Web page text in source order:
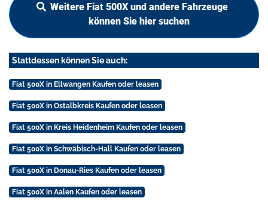
Weitere Fiat 500X und andere Fahrzeuge
können Sie hier suchen
Stattdessen können Sie auch:
Fiat 500X in Ellwangen Kaufen oder leasen
Fiat 500X in Ostalbkreis Kaufen oder leasen
Fiat 500X in Kreis Heidenheim Kaufen oder leasen
Fiat 500X in Schwäbisch-Hall Kaufen oder leasen
Fiat 500X in Donau-Ries Kaufen oder leasen
Fiat 500X in Aalen Kaufen oder leasen